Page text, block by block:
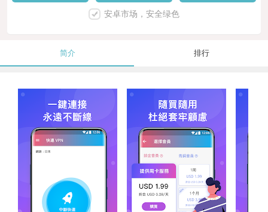
安卓市场，安全绿色
简介 排行